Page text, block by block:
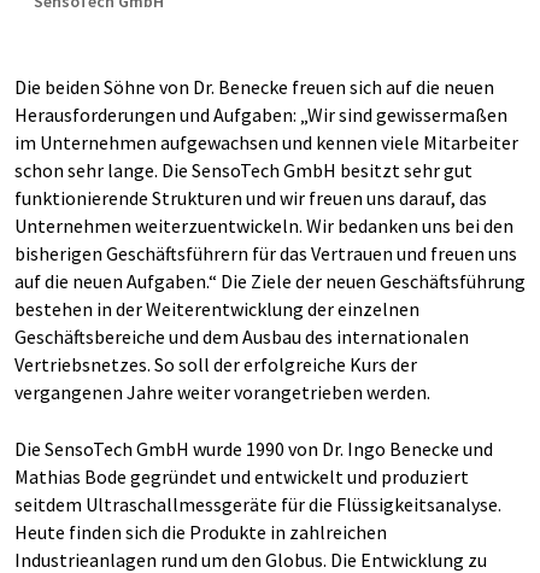
Die beiden Söhne von Dr. Benecke freuen sich auf die neuen
Herausforderungen und Aufgaben: „Wir sind gewissermaßen
im Unternehmen aufgewachsen und kennen viele Mitarbeiter
schon sehr lange. Die SensoTech GmbH besitzt sehr gut
funktionierende Strukturen und wir freuen uns darauf, das
Unternehmen weiterzuentwickeln. Wir bedanken uns bei den
bisherigen Geschäftsführern für das Vertrauen und freuen uns
auf die neuen Aufgaben.“ Die Ziele der neuen Geschäftsführung
bestehen in der Weiterentwicklung der einzelnen
Geschäftsbereiche und dem Ausbau des internationalen
Vertriebsnetzes. So soll der erfolgreiche Kurs der
vergangenen Jahre weiter vorangetrieben werden.
Die SensoTech GmbH wurde 1990 von Dr. Ingo Benecke und
Mathias Bode gegründet und entwickelt und produziert
seitdem Ultraschallmessgeräte für die Flüssigkeitsanalyse.
Heute finden sich die Produkte in zahlreichen
Industrieanlagen rund um den Globus. Die Entwicklung zu